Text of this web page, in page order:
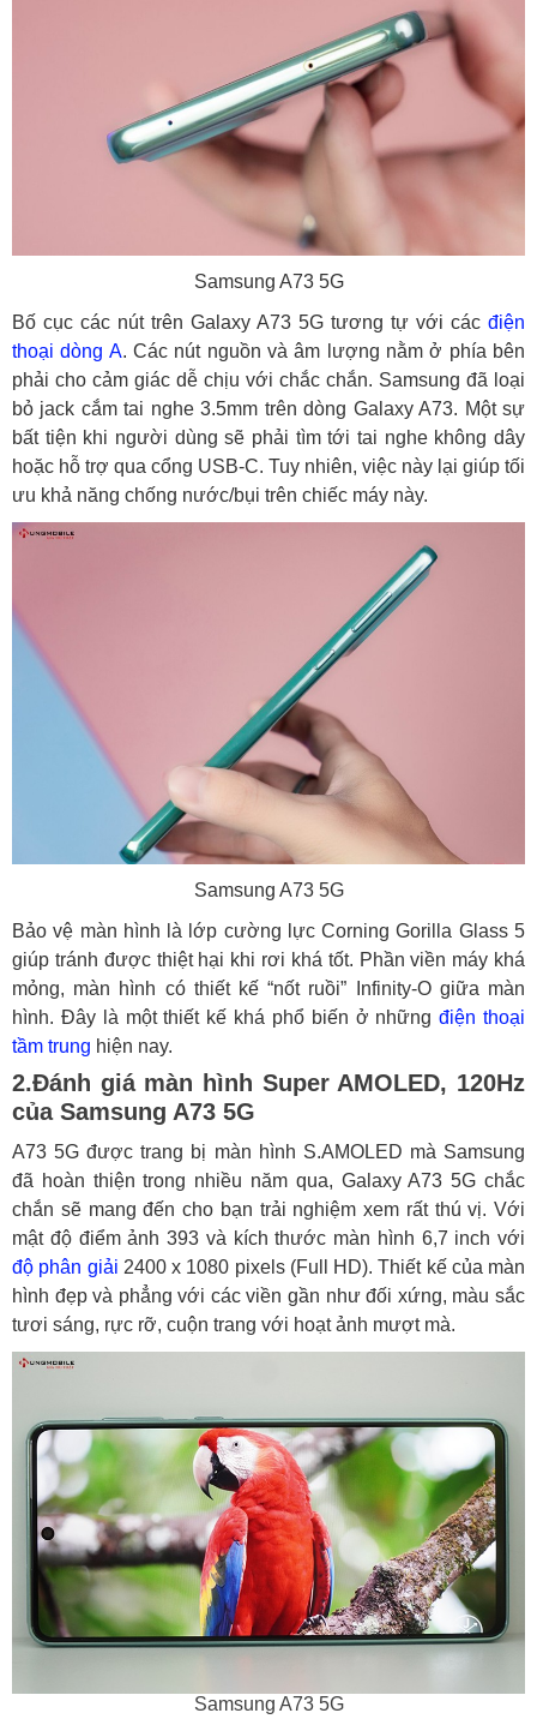
Samsung A73 5G
Bố cục các nút trên Galaxy A73 5G tương tự với các điện
thoại dòng A. Các nút nguồn và âm lượng nằm ở phía bên
phải cho cảm giác dễ chịu với chắc chắn. Samsung đã loại
bỏ jack cắm tai nghe 3.5mm trên dòng Galaxy A73. Một sự
bất tiện khi người dùng sẽ phải tìm tới tai nghe không dây
hoặc hỗ trợ qua cổng USB-C. Tuy nhiên, việc này lại giúp tối
ưu khả năng chống nước/bụi trên chiếc máy này.
Samsung A73 5G
Bảo vệ màn hình là lớp cường lực Corning Gorilla Glass 5
giúp tránh được thiệt hại khi rơi khá tốt. Phần viền máy khá
mỏng, màn hình có thiết kế “nốt ruồi” Infinity-O giữa màn
hình. Đây là một thiết kế khá phổ biến ở nhữngđiện thoại
tầm trung hiện nay.
2.Đánh giá màn hình Super AMOLED, 120Hz
của Samsung A73 5G
A73 5G được trang bị màn hình S.AMOLED mà Samsung
đã hoàn thiện trong nhiều năm qua, Galaxy A73 5G chắc
chắn sẽ mang đến cho bạn trải nghiệm xem rất thú vị. Với
mật độ điểm ảnh 393 và kích thước màn hình 6,7 inch với
độ phân giải 2400 x 1080 pixels (Full HD). Thiết kế của màn
hình đẹp và phẳng với các viền gần như đối xứng, màu sắc
tươi sáng, rực rỡ, cuộn trang với hoạt ảnh mượt mà.
Samsung A73 5G